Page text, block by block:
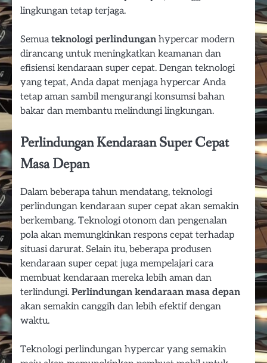
lingkungan tetap terjaga.
Semuateknologi perlindungan hypercar modern
dirancang untuk meningkatkan keamanan dan
efisiensi kendaraan super cepat. Dengan teknologi
yang tepat, Anda dapat menjaga hypercar Anda
tetap aman sambil mengurangi konsumsi bahan
bakar dan membantu melindungi lingkungan.
Perlindungan Kendaraan Super Cepat
Masa Depan
Dalam beberapa tahun mendatang, teknologi
perlindungan kendaraan super cepat akan semakin
berkembang. Teknologi otonom dan pengenalan
pola akan memungkinkan respons cepat terhadap
situasi darurat. Selain itu, beberapa produsen
kendaraan super cepat juga mempelajari cara
membuat kendaraan mereka lebih aman dan
terlindungi. Perlindungan kendaraan masa depan
akan semakin canggih dan lebih efektif dengan
waktu.
Teknologi perlindungan hypercar yang semakin